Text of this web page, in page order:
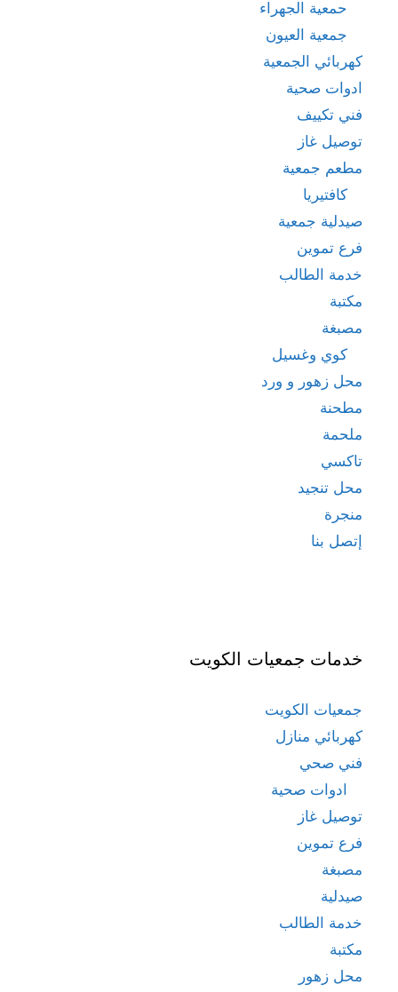
حمعية الجهراء
جمعية العيون
كهربائي الجمعية
ادوات صحية
فني تكييف
توصيل غاز
مطعم جمعية
كافتيريا
صيدلية جمعية
فرع تموين
خدمة الطالب
مكتبة
مصبغة
كوي وغسيل
محل زهور و ورد
مطحنة
ملحمة
تاكسي
محل تنجيد
منجرة
إتصل بنا
خدمات جمعيات الكويت
جمعيات الكويت
كهربائي منازل
فني صحي
ادوات صحية
توصيل غاز
فرع تموين
مصبغة
صيدلية
خدمة الطالب
مكتبة
محل زهور